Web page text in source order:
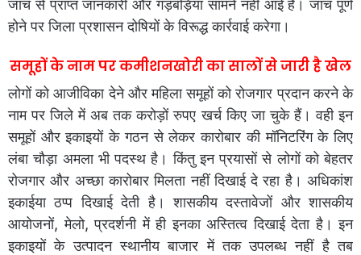
जांच से प्राप्त जानकारी और गड़बड़ियां सामने नहीं आई है। जांच पूर्ण
होने पर जिला प्रशासन दोषियों के विरूद्ध कार्रवाई करेगा।
समूहों के नाम पर कमीशनखोरी का सालों से जारी है खेल
लोगों को आजीविका देने और महिला समूहों को रोजगार प्रदान करने के
नाम पर जिले में अब तक करोड़ों रुपए खर्च किए जा चुके हैं। वही इन
समूहों और इकाइयों के गठन से लेकर कारोबार की मॉनिटरिंग के लिए
लंबा चौड़ा अमला भी पदस्थ है। किंतु इन प्रयासों से लोगों को बेहतर
रोजगार और अच्छा कारोबार मिलता नहीं दिखाई दे रहा है। अधिकांश
इकाईया ठप्प दिखाई देती है। शासकीय दस्तावेजों और शासकीय
आयोजनों, मेलो, प्रदर्शनी में ही इनका अस्तित्व दिखाई देता है। इन
इकाइयों के उत्पादन स्थानीय बाजार में तक उपलब्ध नहीं है तब